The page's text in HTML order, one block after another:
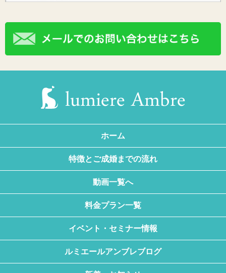
ホーム
特徴とご成婚までの流れ
動画一覧へ
料金プラン一覧
イベント・セミナー情報
ルミエールアンブレブログ